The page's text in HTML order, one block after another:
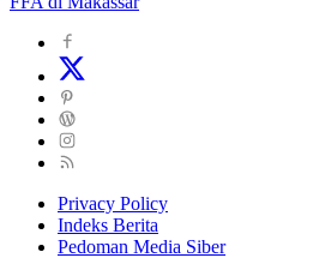
Privacy Policy
Indeks Berita
Pedoman Media Siber